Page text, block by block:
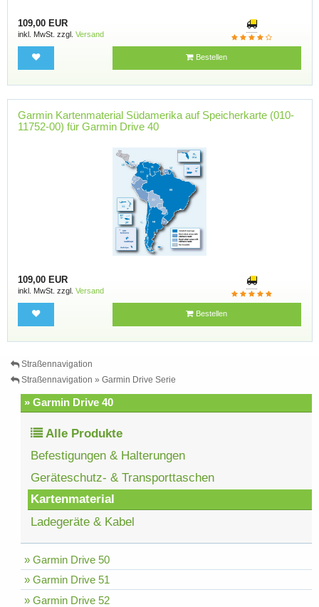
109,00 EUR
inkl. MwSt. zzgl. Versand
Bestellen
Garmin Kartenmaterial Südamerika auf Speicherkarte (010-
11752-00) für Garmin Drive 40
109,00 EUR
inkl. MwSt. zzgl. Versand
Bestellen
Straßennavigation
Straßennavigation » Garmin Drive Serie
» Garmin Drive 40
Alle Produkte
Befestigungen & Halterungen
Geräteschutz- & Transporttaschen
Kartenmaterial
Ladegeräte & Kabel
» Garmin Drive 50
» Garmin Drive 51
» Garmin Drive 52